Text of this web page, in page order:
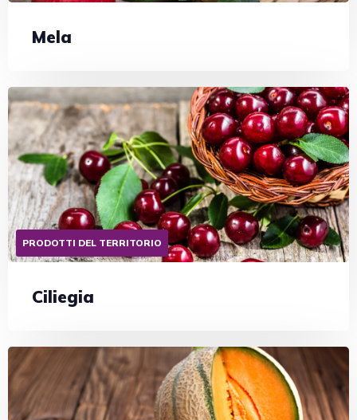
Mela
PRODOTTI DEL TERRITORIO
Ciliegia